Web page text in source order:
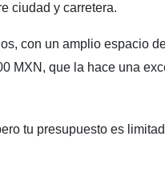
ciudad y carretera.
con un amplio espacio
MXN, que la hace una
tu presupuesto es